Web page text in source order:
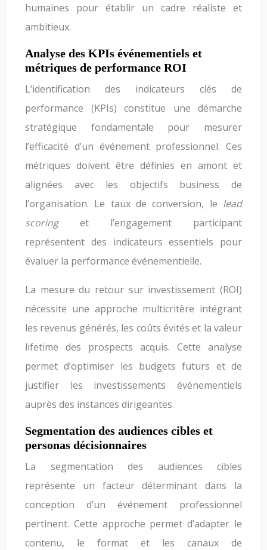
humaines pour établir un cadre réaliste et
ambitieux.
Analyse des KPIs événementiels et
métriques de performance ROI
L’identification des indicateurs clés de
performance (KPIs) constitue une démarche
stratégique fondamentale pour mesurer
l’efficacité d’un événement professionnel. Ces
métriques doivent être définies en amont et
alignées avec les objectifs business de
l’organisation. Le taux de conversion, le lead
scoring et l’engagement participant
représentent des indicateurs essentiels pour
évaluer la performance événementielle.
La mesure du retour sur investissement (ROI)
nécessite une approche multicritère intégrant
les revenus générés, les coûts évités et la valeur
lifetime des prospects acquis. Cette analyse
permet d’optimiser les budgets futurs et de
justifier les investissements événementiels
auprès des instances dirigeantes.
Segmentation des audiences cibles et
personas décisionnaires
La segmentation des audiences cibles
représente un facteur déterminant dans la
conception d’un événement professionnel
pertinent. Cette approche permet d’adapter le
contenu, le format et les canaux de